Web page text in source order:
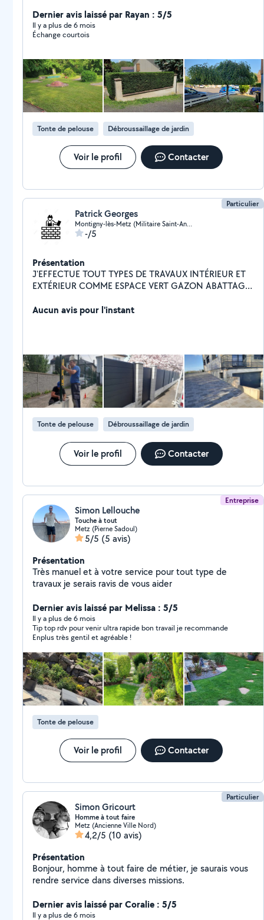
Dernier avis laissé par Rayan : 5/5
Il y a plus de 6 mois
Échange courtois
Tonte de pelouse Débroussaillage de jardin
Voir le profil Contacter
Particulier
Patrick Georges
Montigny-lès-Metz (Militaire Saint-Andre Jerusalem)
-/5
Présentation
J'EFFECTUE TOUT TYPES DE TRAVAUX INTÉRIEUR ET
EXTÉRIEUR COMME ESPACE VERT GAZON ABATTAGE
Aucun avis pour l'instant
Tonte de pelouse Débroussaillage de jardin
Voir le profil Contacter
Entreprise
Simon Lellouche
Touche à tout
Metz (Pierne Sadoul)
5/5 (5 avis)
Présentation
Très manuel et à votre service pour tout type de
travaux je serais ravis de vous aider
Dernier avis laissé par Melissa : 5/5
Il y a plus de 6 mois
Tip top rdv pour venir ultra rapide bon travail je recommande
Enplus très gentil et agréable !
Tonte de pelouse
Voir le profil Contacter
Particulier
Simon Gricourt
Homme à tout faire
Metz (Ancienne Ville Nord)
4,2/5 (10 avis)
Présentation
Bonjour, homme à tout faire de métier, je saurais vous
rendre service dans diverses missions.
Dernier avis laissé par Coralie : 5/5
Il y a plus de 6 mois